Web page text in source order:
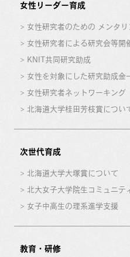
女性リーダー育成
女性研究者のための メンタ
女性研究者による研究会等開
KNIT共同研究助成
女性を対象にした研究助成金
女性研究者ネットワーキング
北海道大学桂田芳枝賞につい
次世代育成
北海道大学大塚賞について
北大女子大学院生コミュニテ
女子中高生の理系進学支援
教育・研修